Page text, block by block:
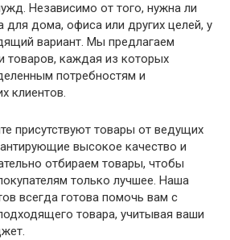
Независимо от того, нужна ли
для дома, офиса или других целей, у
вариант. Мы предлагаем
товаров, каждая из которых
потребностям и
клиентов.
присутствуют товары от ведущих
высокое качество и
отбираем товары, чтобы
только лучшее. Наша
всегда готова помочь вам с
товара, учитывая ваши